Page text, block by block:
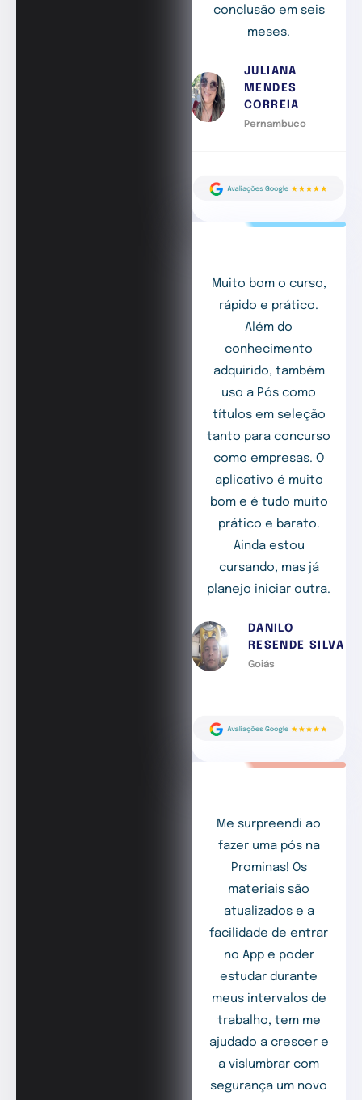
conclusão em seis
meses.
JULIANA
MENDES
CORREIA
Pernambuco
Muito bom o curso,
rápido e prático.
Além do
conhecimento
adquirido, também
uso a Pós como
títulos em seleção
tanto para concurso
como empresas. O
aplicativo é muito
bom e é tudo muito
prático e barato.
Ainda estou
cursando, mas já
planejo iniciar outra.
DANILO
RESENDE SILVA
Goiás
Me surpreendi ao
fazer uma pós na
Prominas! Os
materiais são
atualizados e a
facilidade de entrar
no App e poder
estudar durante
meus intervalos de
trabalho, tem me
ajudado a crescer e
a vislumbrar com
segurança um novo